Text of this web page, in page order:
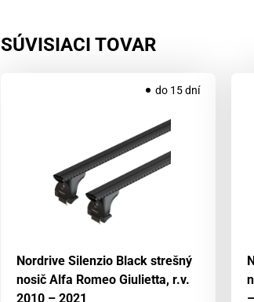
SÚVISIACI TOVAR
do 15 dní
Nordrive Silenzio Black strešný
nosič Alfa Romeo Giulietta, r.v.
2010 – 2021